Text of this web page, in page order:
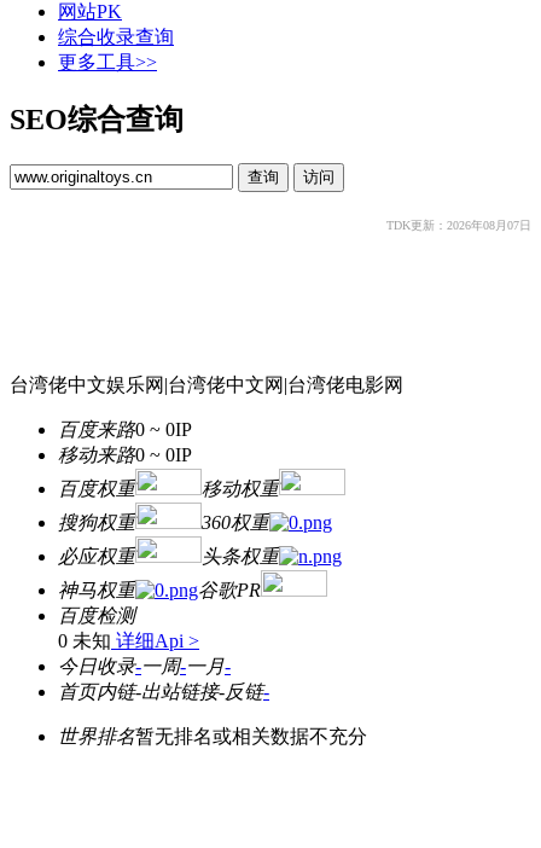
网站PK
综合收录查询
更多工具>>
SEO综合查询
TDK更新：2026年08月07日
台湾佬中文娱乐网|台湾佬中文网|台湾佬电影网
百度来路0 ~ 0IP
移动来路0 ~ 0IP
百度权重
移动权重
搜狗权重
360权重
必应权重
头条权重
神马权重
谷歌PR
百度检测
0 未知 详细Api >
今日收录-一周-一月-
首页内链-出站链接-反链-
世界排名暂无排名或相关数据不充分